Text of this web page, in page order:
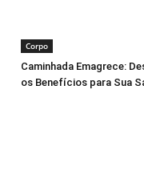
Corpo
Caminhada Emagrece:
os Benefícios para Sua